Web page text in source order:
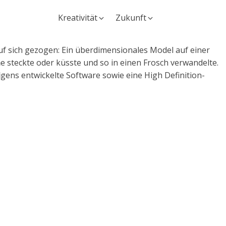
Kreativität Zukunft
sich gezogen: Ein überdimensionales Model auf einer
oder küsste und so in einen Frosch verwandelte.
entwickelte Software sowie eine High Definition-